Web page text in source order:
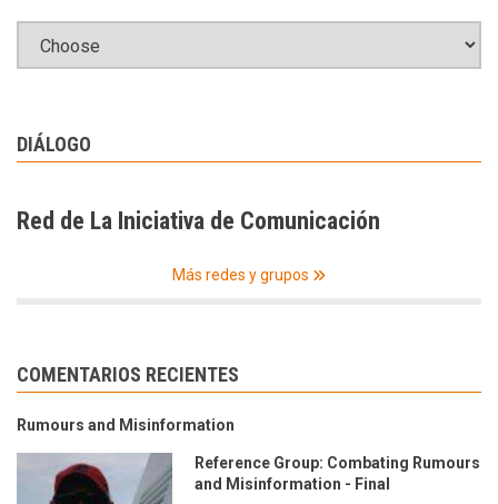
DIÁLOGO
Red de La Iniciativa de Comunicación
Más redes y grupos
COMENTARIOS RECIENTES
Rumours and Misinformation
Reference Group: Combating Rumours
and Misinformation - Final